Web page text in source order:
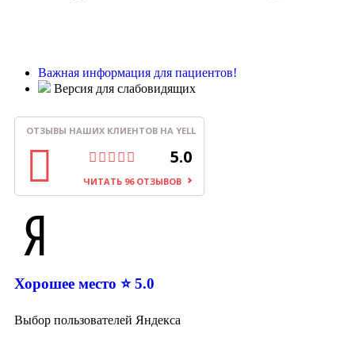
Важная информация для пациентов!
Версия для слабовидящих
ОТЗЫВЫ НАШИХ КЛИЕНТОВ НА YELL
5.0
ЧИТАТЬ 96 ОТЗЫВОВ
Хорошее место ⭐ 5.0
Выбор пользователей Яндекса